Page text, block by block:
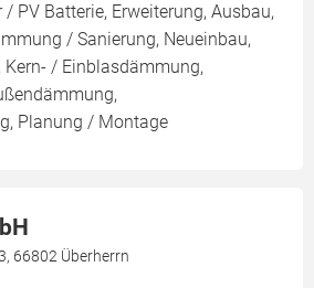
PV Batterie, Erweiterung, Ausbau,
/ Sanierung, Neueinbau,
Kern- / Einblasdämmung,
Planung / Montage
66802 Überherrn